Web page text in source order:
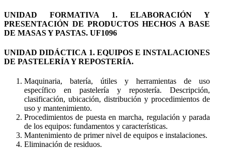
UNIDAD FORMATIVA 1. ELABORACIÓN Y
PRESENTACIÓN DE PRODUCTOS HECHOS A BASE
DE MASAS Y PASTAS. UF1096
UNIDAD DIDÁCTICA 1. EQUIPOS E INSTALACIONES
DE PASTELERÍA Y REPOSTERÍA.
Maquinaria, batería, útiles y herramientas de uso
específico en pastelería y repostería. Descripción,
clasificación, ubicación, distribución y procedimientos de
uso y mantenimiento.
Procedimientos de puesta en marcha, regulación y parada
de los equipos: fundamentos y características.
Mantenimiento de primer nivel de equipos e instalaciones.
Eliminación de residuos.